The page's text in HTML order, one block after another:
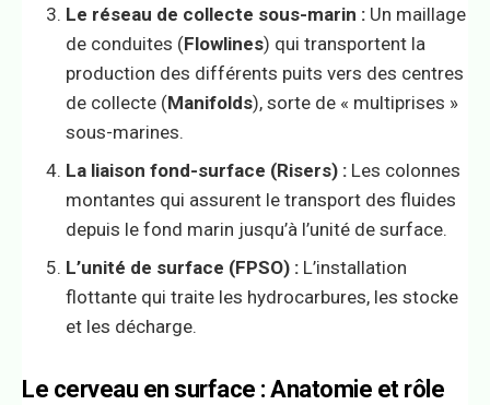
Le réseau de collecte sous-marin : Un maillage
de conduites (Flowlines) qui transportent la
production des différents puits vers des centres
de collecte (Manifolds), sorte de « multiprises »
sous-marines.
La liaison fond-surface (Risers) : Les colonnes
montantes qui assurent le transport des fluides
depuis le fond marin jusqu’à l’unité de surface.
L’unité de surface (FPSO) : L’installation
flottante qui traite les hydrocarbures, les stocke
et les décharge.
Le cerveau en surface : Anatomie et rôle